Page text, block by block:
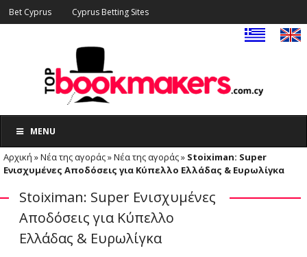
Bet Cyprus Cyprus Betting Sites
MENU
Αρχική »Νέα της αγοράς»Νέα της αγοράς» Stoiximan: Super
Ενισχυμένες Αποδόσεις για Κύπελλο Ελλάδας & Ευρωλίγκα
Stoiximan: Super Ενισχυμένες
Αποδόσεις για Κύπελλο
Ελλάδας & Ευρωλίγκα